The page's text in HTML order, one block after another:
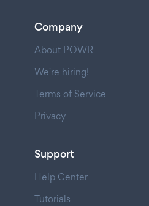
Company
About POWR
We're hiring!
Terms of Service
Privacy
Support
Help Center
Tutorials